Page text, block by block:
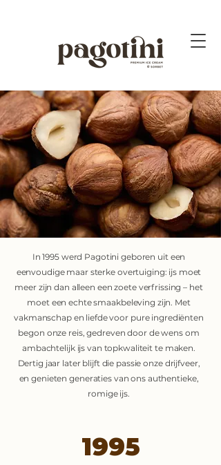
In 1995 werd Pagotini geboren uit een
eenvoudige maar sterke overtuiging: ijs moet
meer zijn dan alleen een zoete verfrissing – het
moet een echte smaakbeleving zijn. Met
vakmanschap en liefde voor pure ingrediënten
begon onze reis, gedreven door de wens om
ambachtelijk ijs van topkwaliteit te maken.
Dertig jaar later blijft die passie onze drijfveer,
en genieten generaties van ons authentieke,
romige ijs.
1995